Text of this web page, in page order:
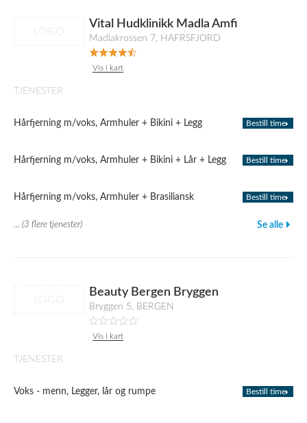
Vital Hudklinikk Madla Amfi
Madlakrossen 7, HAFRSFJORD
Vis i kart
TJENESTER
Hårfjerning m/voks, Armhuler + Bikini + Legg Bestill time
Hårfjerning m/voks, Armhuler + Bikini + Lår + Legg Bestill time
Hårfjerning m/voks, Armhuler + Brasiliansk Bestill time
... (3 flere tjenester) Se alle
Beauty Bergen Bryggen
Bryggen 5, BERGEN
Vis i kart
TJENESTER
Voks - menn, Legger, lår og rumpe Bestill time